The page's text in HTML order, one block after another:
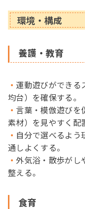
環境・構成
養護・教育
運動遊びができる
均台）を確保する。
言葉・模倣遊びを
素材）を見やすく配
自分で選べるよう
通しよくする。
外気浴・散歩がし
整える。
食育